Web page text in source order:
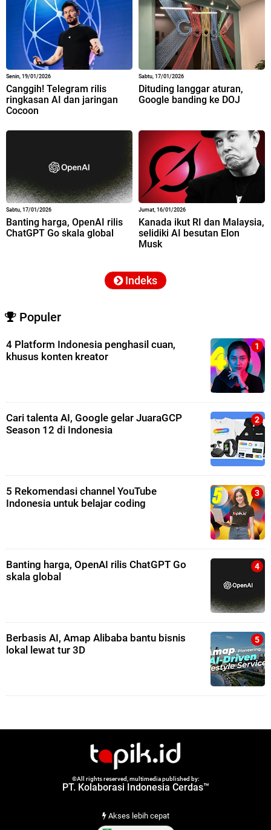
Senin, 19/01/2026
Canggih! Telegram rilis
ringkasan AI dan jaringan
Cocoon
Sabtu, 17/01/2026
Dituding langgar aturan,
Google banding ke DOJ
Sabtu, 17/01/2026
Banting harga, OpenAI rilis
ChatGPT Go skala global
Jumat, 16/01/2026
Kanada ikut RI dan Malaysia,
selidiki AI besutan Elon
Musk
Indeks
Populer
4 Platform Indonesia penghasil cuan,
khusus konten kreator
Cari talenta AI, Google gelar JuaraGCP
Season 12 di Indonesia
5 Rekomendasi channel YouTube
Indonesia untuk belajar coding
Banting harga, OpenAI rilis ChatGPT Go
skala global
Berbasis AI, Amap Alibaba bantu bisnis
lokal lewat tur 3D
©All rights reserved, multimedia published by:
PT. Kolaborasi Indonesia Cerdas™
Akses lebih cepat